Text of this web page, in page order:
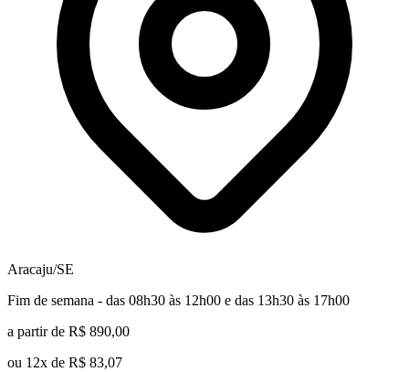
Aracaju/SE
Fim de semana - das 08h30 às 12h00 e das 13h30 às 17h00
a partir de R$ 890,00
ou 12x de R$ 83,07